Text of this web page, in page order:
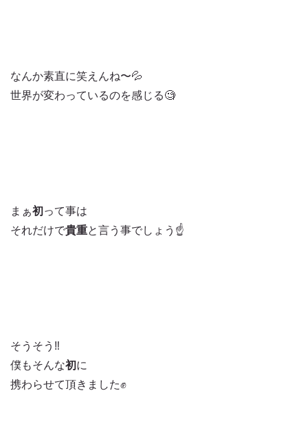
なんか素直に笑えんね〜💦
世界が変わっているのを感じる🧐
まぁ初 って事は
それだけで貴重と言う事でしょう☝️
そうそう‼️
僕もそんな初に
携わらせて頂きました✊